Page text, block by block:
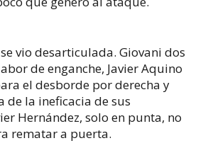
vio desarticulada. Giovani dos
de enganche, Javier Aquino
el desborde por derecha y
de la ineficacia de sus
Hernández, solo en punta, no
rematar a puerta.